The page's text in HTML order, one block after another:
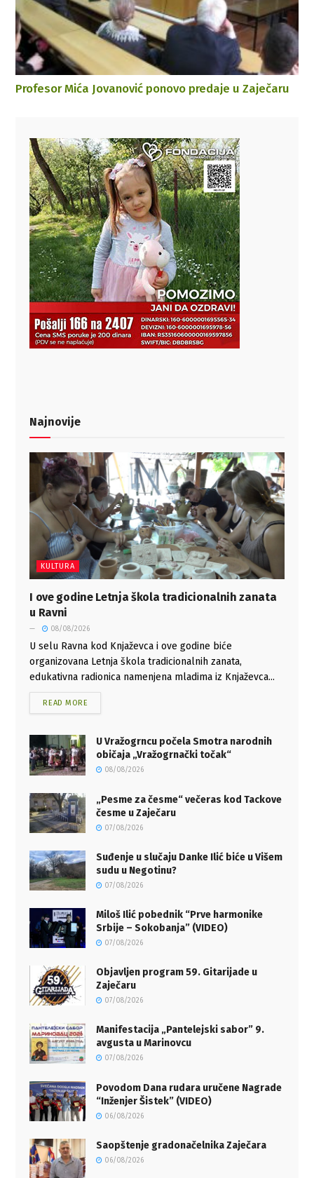
Profesor Mića Jovanović ponovo predaje u Zaječaru
Najnovije
KULTURA
I ove godine Letnja škola tradicionalnih zanata
u Ravni
08/08/2026
U selu Ravna kod Knjaževca i ove godine biće
organizovana Letnja škola tradicionalnih zanata,
edukativna radionica namenjena mladima iz Knjaževca...
READ MORE
U Vražogrncu počela Smotra narodnih
običaja „Vražogrnački točak“
08/08/2026
„Pesme za česme“ večeras kod Tackove
česme u Zaječaru
07/08/2026
Suđenje u slučaju Danke Ilić biće u Višem
sudu u Negotinu?
07/08/2026
Miloš Ilić pobednik “Prve harmonike
Srbije – Sokobanja” (VIDEO)
07/08/2026
Objavljen program 59. Gitarijade u
Zaječaru
07/08/2026
Manifestacija „Pantelejski sabor” 9.
avgusta u Marinovcu
07/08/2026
Povodom Dana rudara uručene Nagrade
“Inženjer Šistek” (VIDEO)
06/08/2026
Saopštenje gradonačelnika Zaječara
06/08/2026